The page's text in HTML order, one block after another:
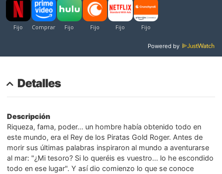
Powered by
Detalles
Descripción
Riqueza, fama, poder... un hombre había obtenido todo en
este mundo, era el Rey de los Piratas Gold Roger. Antes de
morir sus últimas palabras inspiraron al mundo a aventurarse
al mar: "¿Mi tesoro? Si lo queréis es vuestro... lo he escondido
todo en ese lugar". Y así dio comienzo lo que se conoce